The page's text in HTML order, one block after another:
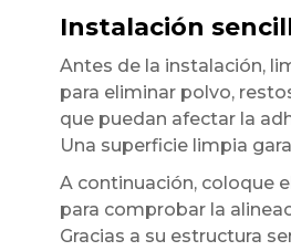
Instalación
Antes de la instalación,
para eliminar polvo,
que puedan afectar la
Una superficie limpia
A continuación, coloque
para comprobar la
Gracias a su estructura